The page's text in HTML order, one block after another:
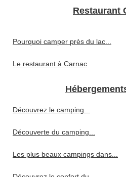
Restaurant
Pourquoi camper près du lac...
Le restaurant à Carnac
Découvrez le camping...
Découverte du camping...
Les plus beaux campings dans...